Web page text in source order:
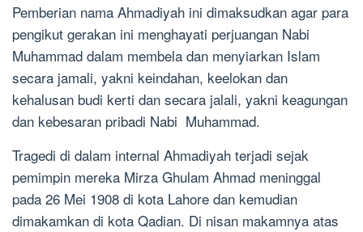
Pemberian nama Ahmadiyah ini dimaksudkan agar para
pengikut gerakan ini menghayati perjuangan Nabi
Muhammad dalam membela dan menyiarkan Islam
secara jamali, yakni keindahan, keelokan dan
kehalusan budi kerti dan secara jalali, yakni keagungan
dan kebesaran pribadi Nabi Muhammad.
Tragedi di dalam internal Ahmadiyah terjadi sejak
pemimpin mereka Mirza Ghulam Ahmad meninggal
pada 26 Mei 1908 di kota Lahore dan kemudian
dimakamkan di kota Qadian. Di nisan makamnya atas